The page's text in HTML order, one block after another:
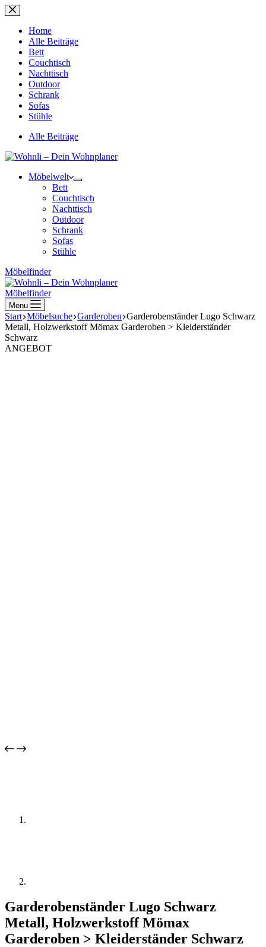
Zum
springenHome
Alle Beiträge
Bett
Couchtisch
Nachttisch
Outdoor
Schrank
Sofas
Stühle
Alle Beiträge
Möbelwelt
Bett
Couchtisch
Nachttisch
Outdoor
Schrank
Sofas
Stühle
Möbelfinder
Möbelfinder
Menu
Start Möbelsuche Garderoben Garderobenständer Lugo Schwarz
Metall, Holzwerkstoff Mömax Garderoben > Kleiderständer
Schwarz
ANGEBOT
Garderobenständer Lugo Schwarz
Metall, Holzwerkstoff Mömax
Garderoben > Kleiderständer Schwarz